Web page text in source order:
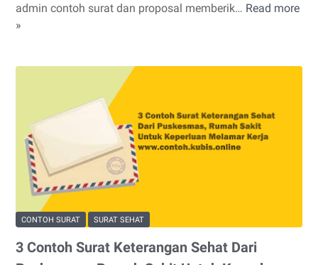
admin contoh surat dan proposal memberik… Read more
»
Contoh
CONTOH SURAT SURAT SEHAT
3 Contoh Surat Keterangan Sehat Dari